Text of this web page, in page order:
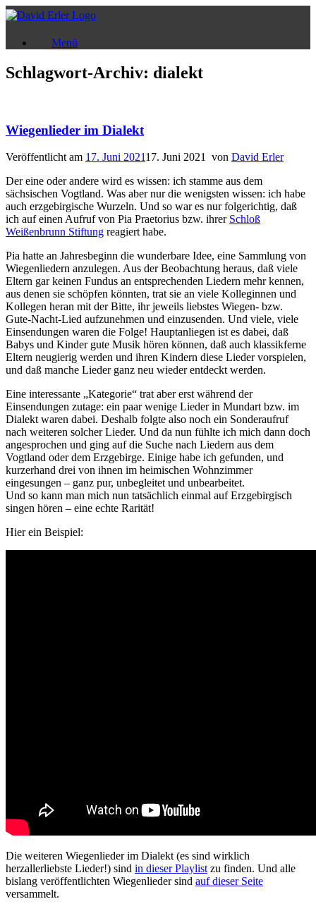
Zum
Inhalt
Menü
Schlagwort-Archiv: dialekt
Wiegenlieder im Dialekt
Veröffentlicht am 17. Juni 202117. Juni 2021 von David Erler
Der eine oder andere wird es wissen: ich stamme aus dem
sächsischen Vogtland. Was aber nur die wenigsten wissen: ich habe
auch erzgebirgische Wurzeln. Und so war es nur folgerichtig, daß
ich auf einen Aufruf von Pia Praetorius bzw. ihrer Schloß
Weißenbrunn Stiftung reagiert habe.
Pia hatte an Jahresbeginn die wunderbare Idee, eine Sammlung von
Wiegenliedern anzulegen. Aus der Beobachtung heraus, daß viele
Eltern gar keinen Fundus an entsprechenden Liedern mehr kennen,
aus denen sie schöpfen könnten, trat sie an viele Kolleginnen und
Kollegen heran mit der Bitte, ihr jeweils liebstes Wiegen- bzw.
Gute-Nacht-Lied aufzunehmen und einzusenden. Und viele, viele
Einsendungen waren die Folge! Hauptanliegen ist es dabei, daß
Babys und Kinder gute Musik hören können, daß auch klassikferne
Eltern neugierig werden und ihren Kindern diese Lieder vorspielen,
und daß manche Lieder ganz neu wieder entdeckt werden.
Eine interessante „Kategorie“ trat aber erst während der
Einsendungen zutage: ein paar wenige Lieder in Mundart bzw. im
Dialekt waren dabei. Deshalb folgte also noch ein Sonderaufruf
nach weiteren solcher Lieder. Und da nun fühlte ich mich dann doch
angesprochen und ging auf die Suche nach Liedern aus dem
Vogtland oder dem Erzgebirge. Einige habe ich gefunden, und
kurzerhand drei von ihnen im heimischen Wohnzimmer
eingesungen – ganz pur, unbegleitet und unbearbeitet.
Und so kann man mich nun tatsächlich einmal auf Erzgebirgisch
singen hören – eine echte Rarität!
Hier ein Beispiel:
Die weiteren Wiegenlieder im Dialekt (es sind wirklich
herzallerliebste Lieder!) sind in dieser Playlist zu finden. Und alle
bislang veröffentlichten Wiegenlieder sind auf dieser Seite
versammelt.